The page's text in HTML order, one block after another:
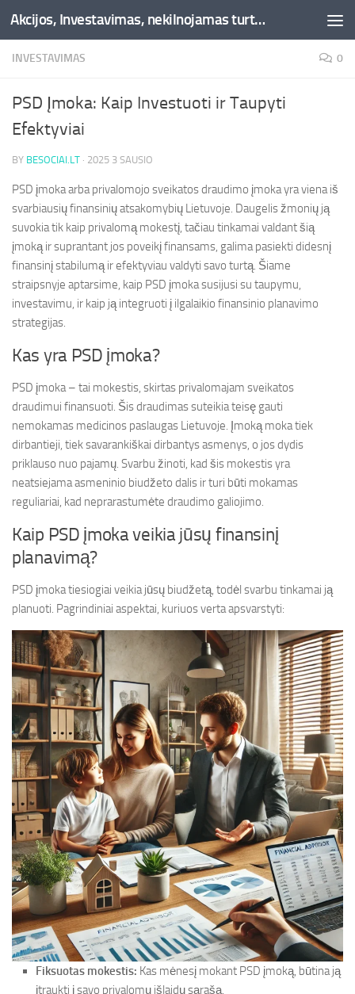
Skip to content Akcijos, Investavimas, nekilnojamas turtas, kriptovaliutos - Besociai.lt
INVESTAVIMAS 0
PSD Įmoka: Kaip Investuoti ir Taupyti
Efektyviai
BY BESOCIAI.LT · 2025 3 SAUSIO
PSD įmoka arba privalomojo sveikatos draudimo įmoka yra viena iš
svarbiausių finansinių atsakomybių Lietuvoje. Daugelis žmonių ją
suvokia tik kaip privalomą mokestį, tačiau tinkamai valdant šią
įmoką ir suprantant jos poveikį finansams, galima pasiekti didesnį
finansinį stabilumą ir efektyviau valdyti savo turtą. Šiame
straipsnyje aptarsime, kaip PSD įmoka susijusi su taupymu,
investavimu, ir kaip ją integruoti į ilgalaikio finansinio planavimo
strategijas.
Kas yra PSD įmoka?
PSD įmoka – tai mokestis, skirtas privalomajam sveikatos
draudimui finansuoti. Šis draudimas suteikia teisę gauti
nemokamas medicinos paslaugas Lietuvoje. Įmoką moka tiek
dirbantieji, tiek savarankiškai dirbantys asmenys, o jos dydis
priklauso nuo pajamų. Svarbu žinoti, kad šis mokestis yra
neatsiejama asmeninio biudžeto dalis ir turi būti mokamas
reguliariai, kad neprarastumėte draudimo galiojimo.
Kaip PSD įmoka veikia jūsų finansinį
planavimą?
PSD įmoka tiesiogiai veikia jūsų biudžetą, todėl svarbu tinkamai ją
planuoti. Pagrindiniai aspektai, kuriuos verta apsvarstyti:
Fiksuotas mokestis: Kas mėnesį mokant PSD įmoką, būtina ją
įtraukti į savo privalomų išlaidų sąrašą.